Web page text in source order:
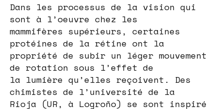
Dans les processus de la vision qui
sont à l’oeuvre chez les
mammifères supérieurs, certaines
protéines de la rétine ont la
propriété de subir un léger mouvement
de rotation sous l’effet de
la lumière qu’elles reçoivent. Des
chimistes de l’université de la
Rioja (UR, à Logroño) se sont inspiré